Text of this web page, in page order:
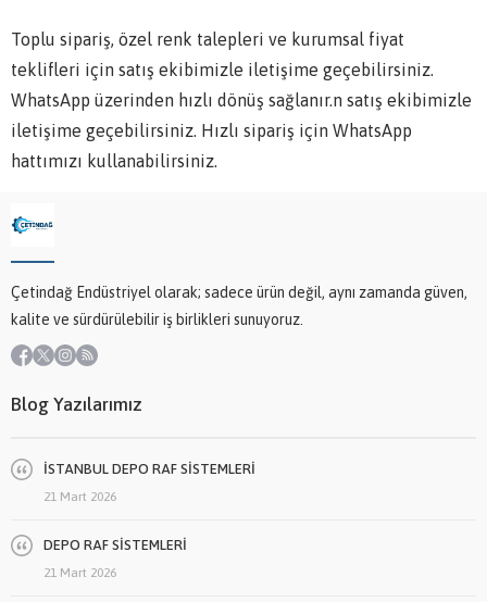
Toplu sipariş, özel renk talepleri ve kurumsal fiyat
teklifleri için satış ekibimizle iletişime geçebilirsiniz.
WhatsApp üzerinden hızlı dönüş sağlanır.n satış ekibimizle
iletişime geçebilirsiniz. Hızlı sipariş için WhatsApp
hattımızı kullanabilirsiniz.
Çetindağ Endüstriyel olarak; sadece ürün değil, aynı zamanda güven,
kalite ve sürdürülebilir iş birlikleri sunuyoruz.
Blog Yazılarımız
İSTANBUL DEPO RAF SİSTEMLERİ
21 Mart 2026
DEPO RAF SİSTEMLERİ
21 Mart 2026